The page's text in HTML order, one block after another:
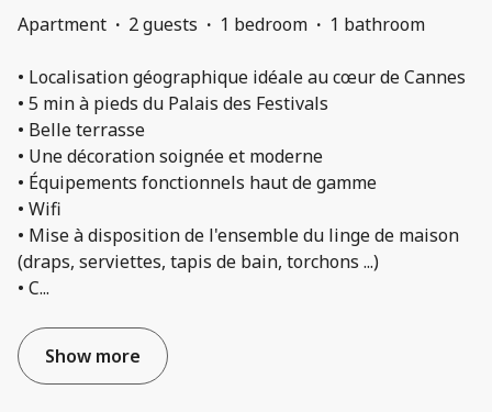
Apartment · 2 guests · 1 bedroom · 1 bathroom
• Localisation géographique idéale au cœur de Cannes
• 5 min à pieds du Palais des Festivals
• Belle terrasse
• Une décoration soignée et moderne
• Équipements fonctionnels haut de gamme
• Wifi
• Mise à disposition de l'ensemble du linge de maison
(draps, serviettes, tapis de bain, torchons ...)
• C...
Show more